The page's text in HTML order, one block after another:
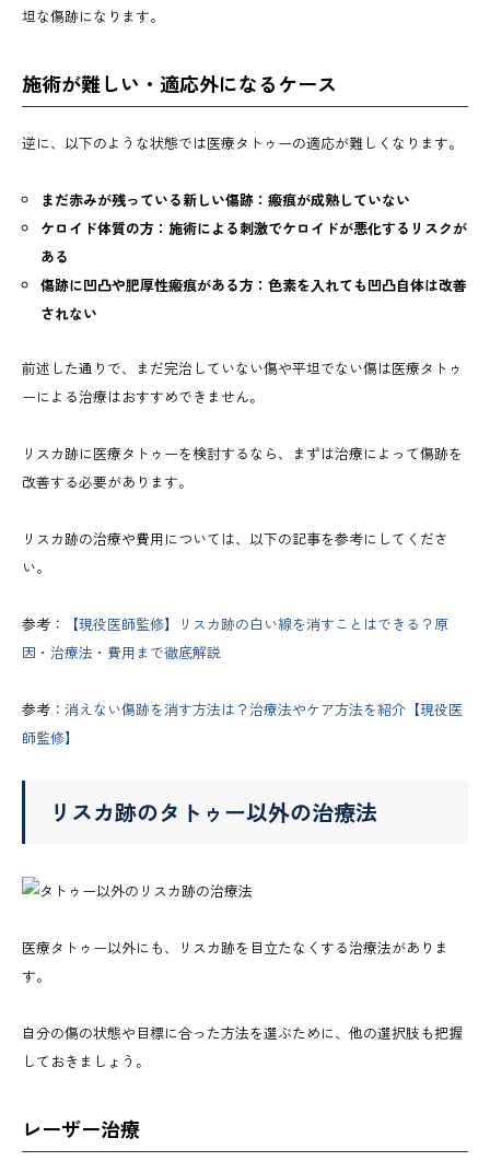
坦な傷跡になります。
施術が難しい・適応外になるケース
逆に、以下のような状態では医療タトゥーの適応が難しくなります。
まだ赤みが残っている新しい傷跡：瘢痕が成熟していない
ケロイド体質の方：施術による刺激でケロイドが悪化するリスクが
ある
傷跡に凹凸や肥厚性瘢痕がある方：色素を入れても凹凸自体は改善
されない
前述した通りで、まだ完治していない傷や平坦でない傷は医療タトゥ
ーによる治療はおすすめできません。
リスカ跡に医療タトゥーを検討するなら、まずは治療によって傷跡を
改善する必要があります。
リスカ跡の治療や費用については、以下の記事を参考にしてくださ
い。
参考：
【現役医師監修】リスカ跡の白い線を消すことはできる？原
因・治療法・費用まで徹底解説
参考： 消えない傷跡を消す方法は？治療法やケア方法を紹介【現役医
師監修】
リスカ跡のタトゥー以外の治療法
医療タトゥー以外にも、リスカ跡を目立たなくする治療法がありま
す。
自分の傷の状態や目標に合った方法を選ぶために、他の選択肢も把握
しておきましょう。
レーザー治療